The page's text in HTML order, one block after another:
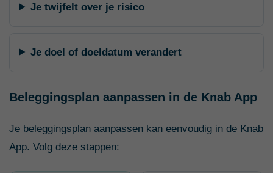
Je twijfelt over je risico
Je doel of doeldatum verandert
Beleggingsplan aanpassen in de Knab App
Je beleggingsplan aanpassen kan eenvoudig in de Knab
App. Volg deze stappen: